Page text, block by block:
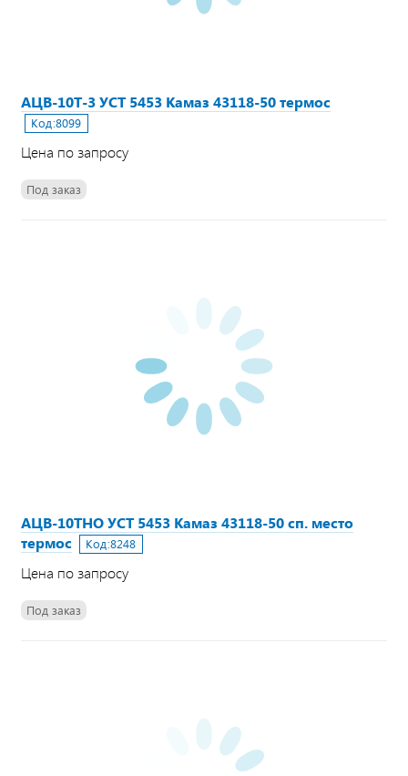
АЦВ-10Т-3 УСТ 5453 Камаз 43118-50 термос
Код:8099
Цена по запросу
Под заказ
АЦВ-10ТНО УСТ 5453 Камаз 43118-50 сп. место
термос
Код:8248
Цена по запросу
Под заказ